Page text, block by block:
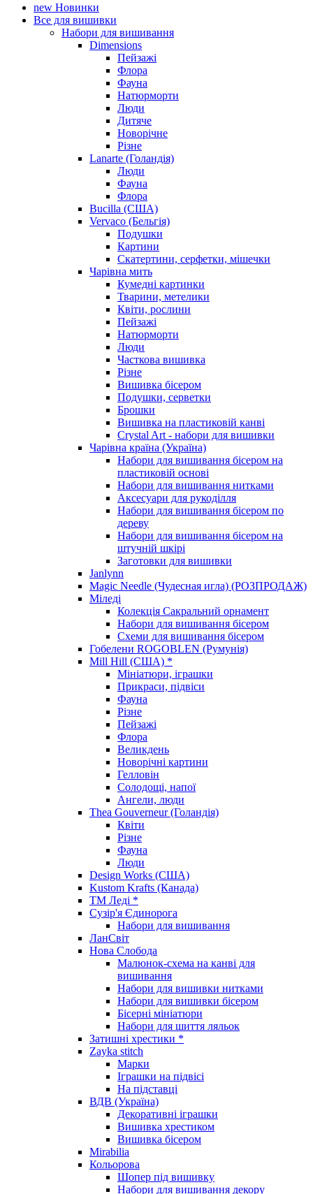
new Новинки
Все для вишивки
Набори для вишивання
Dimensions
Пейзажі
Флора
Фауна
Натюрморти
Люди
Дитяче
Новорічне
Різне
Lanarte (Голандія)
Люди
Фауна
Флора
Bucilla (США)
Vervaco (Бельгія)
Подушки
Картини
Скатертини, серфетки, мішечки
Чарiвна мить
Кумедні картинки
Тварини, метелики
Квіти, рослини
Пейзажі
Натюрморти
Люди
Часткова вишивка
Різне
Вишивка бісером
Подушки, серветки
Брошки
Вишивка на пластиковій канві
Crystal Art - набори для вишивки
Чарівна країна (Україна)
Набори для вишивання бісером на
пластиковій основі
Набори для вишивання нитками
Аксесуари для рукоділля
Набори для вишивання бісером по
дереву
Набори для вишивання бісером на
штучній шкірі
Заготовки для вишивки
Janlynn
Magic Needle (Чудесная игла) (РОЗПРОДАЖ)
Міледі
Колекція Сакральний орнамент
Набори для вишивання бісером
Схеми для вишивання бісером
Гобелени ROGOBLEN (Румунія)
Mill Hill (США) *
Мініатюри, іграшки
Прикраси, підвіси
Фауна
Різне
Пейзажі
Флора
Великдень
Новорічні картини
Гелловін
Солодощі, напої
Ангели, люди
Thea Gouverneur (Голандія)
Квіти
Різне
Фауна
Люди
Design Works (США)
Kustom Krafts (Канада)
ТМ Леді *
Сузір'я Єдинорога
Набори для вишивання
ЛанСвіт
Нова Слобода
Малюнок-схема на канві для
вишивання
Набори для вишивки нитками
Набори для вишивки бісером
Бісерні мініатюри
Набори для шиття ляльок
Затишні хрестики *
Zayka stitch
Марки
Іграшки на підвісі
На підставці
ВДВ (Україна)
Декоративні іграшки
Вишивка хрестиком
Вишивка бісером
Mirabilia
Кольорова
Шопер під вишивку
Набори для вишивання декору